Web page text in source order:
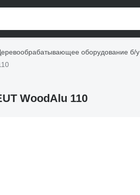
оборудование б/у
WoodAlu 110